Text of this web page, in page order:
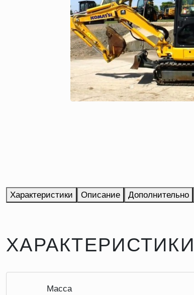
Характеристики Описание Дополнительно
ХАРАКТЕРИСТИКИ
Масса